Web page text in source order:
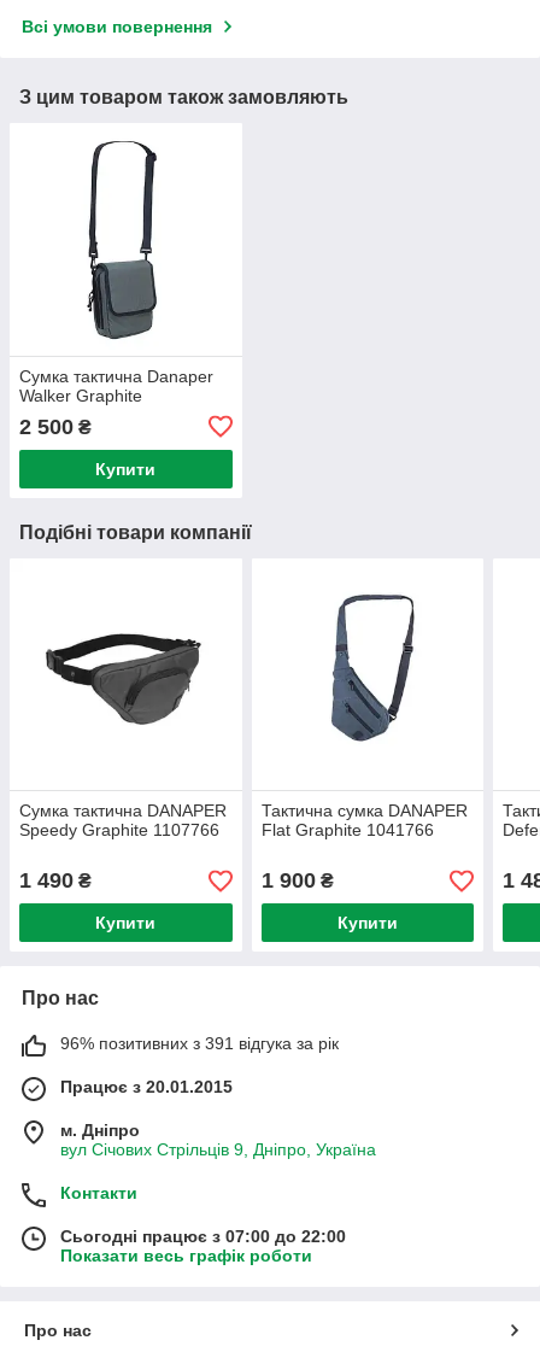
Всі умови повернення
З цим товаром також замовляють
Сумка тактична Danaper
Walker Graphite
2 500 ₴
Купити
Подібні товари компанії
Сумка тактична DANAPER
Speedy Graphite 1107766
1 490 ₴
Купити
Тактична сумка DANAPER
Flat Graphite 1041766
1 900₴
Купити
1
Про нас
96% позитивних з 391 відгука за рік
Працює з 20.01.2015
м. Дніпро
вул Січових Стрільців 9, Дніпро, Україна
Контакти
Сьогодні працює з 07:00 до 22:00
Показати весь графік роботи
Про нас